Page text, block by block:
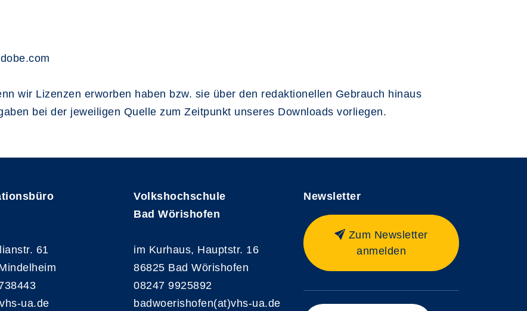
wir Lizenzen erworben haben bzw. sie über den redaktionellen Gebrauch hinaus
bei der jeweiligen Quelle zum Zeitpunkt unseres Downloads vorliegen.
61
ua.de
Volkshochschule
Bad Wörishofen
im Kurhaus, Hauptstr. 16
86825 Bad Wörishofen
08247 9925892
badwoerishofen(at)vhs-ua.de
Newsletter
Zum Newsletter
anmelden